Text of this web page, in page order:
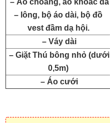
– lông, bộ áo dài, bộ đồ
vest đầm dạ hội.
– Váy dài
– Giặt Thú bông nhỏ (dưới
0,5m)
– Áo cưới